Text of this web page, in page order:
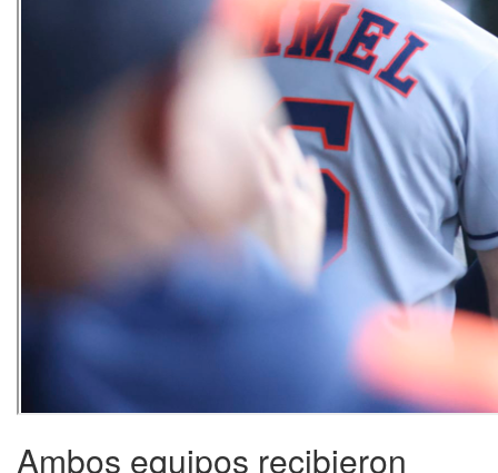
Ambos equipos recibieron